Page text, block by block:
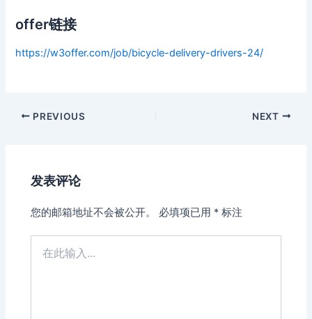
offer链接
https://w3offer.com/job/bicycle-delivery-drivers-24/
Post
PREVIOUS NEXT
发表评论
您的邮箱地址不会被公开。 必填项已用 * 标注